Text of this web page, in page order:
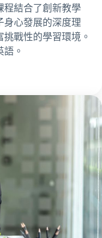
程結合了創新教學
身心發展的深度理
戰性的學習環境。
。